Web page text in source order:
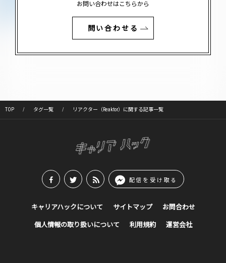
お問い合わせはこちらから
問い合わせる
TOP タグ一覧 リアクター（Reaktor）に関する記事一覧
配信を受け取る
キャリアハックについて サイトマップ お問合わせ
個人情報の取り扱いについて 利用規約 運営会社